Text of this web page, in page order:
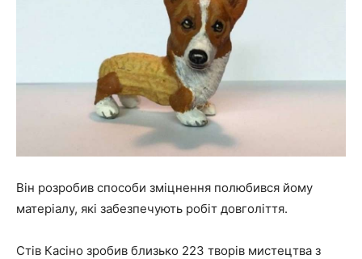
Він розробив способи зміцнення полюбився йому
матеріалу, які забезпечують робіт довголіття.
Стів Касіно зробив близько 223 творів мистецтва з